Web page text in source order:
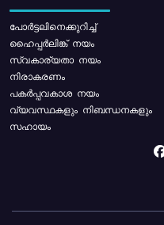
പോര്‍ട്ടലിനെക്കുറിച്ച്
ഹൈപ്പർലിങ്ക് നയം
സ്വകാര്യതാ നയം
നിരാകരണം
പകർപ്പവകാശ നയം
വ്യവസ്ഥകളും നിബന്ധനകളും
സഹായം